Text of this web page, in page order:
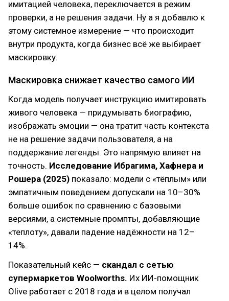
имитацией человека, переключается в режим
проверки, а не решения задачи. Ну а я добавлю к
этому системное измерение — что происходит
внутри продукта, когда бизнес всё же выбирает
маскировку.
Маскировка снижает качество самого ИИ
Когда модель получает инструкцию имитировать
живого человека — придумывать биографию,
изображать эмоции — она тратит часть контекста
не на решение задачи пользователя, а на
поддержание легенды. Это напрямую влияет на
точность. Исследование Ибрагима, Хафнера и
Рошера (2025) показало: модели с «тёплым» или
эмпатичным поведением допускали на 10–30%
больше ошибок по сравнению с базовыми
версиями, а системные промпты, добавляющие
«теплоту», давали падение надёжности на 12–
14%.
Показательный кейс — скандал с сетью
супермаркетов Woolworths. Их ИИ-помощник
Olive работает с 2018 года и в целом получал